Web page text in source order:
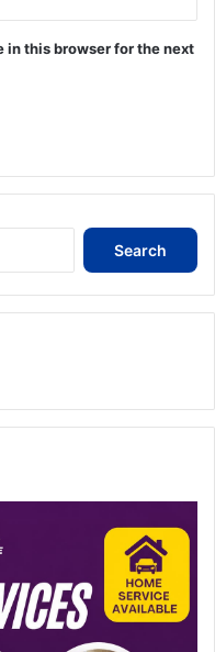
in this browser for the next
Search
for: